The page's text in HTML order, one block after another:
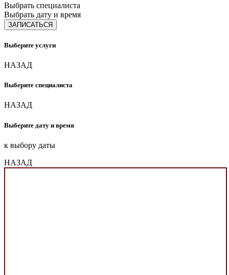
Выбрать специалиста
Выбрать дату и время
ЗАПИСАТЬСЯ
Выберите услуги
НАЗАД
Выберите специалиста
НАЗАД
Выберите дату и время
к выбору даты
НАЗАД